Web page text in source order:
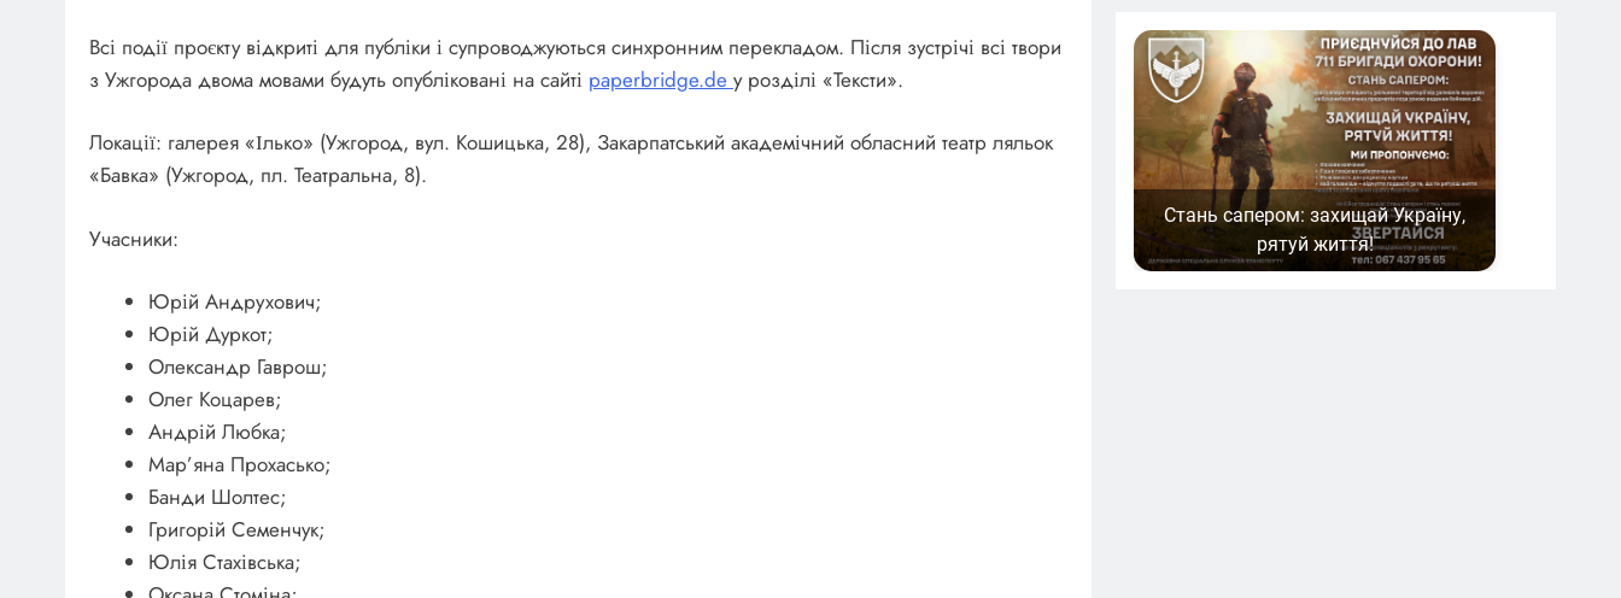
Всі події проєкту відкриті для публіки і супроводжуються синхронним перекладом. Після зустрічі всі твори
з Ужгорода двома мовами будуть опубліковані на сайті paperbridge.de у розділі «Тексти».
Локації: галерея «Ілько» (Ужгород, вул. Кошицька, 28), Закарпатський академічний обласний театр ляльок
«Бавка» (Ужгород, пл. Театральна, 8).
Учасники:
Юрій Андрухович;
Юрій Дуркот;
Олександр Гаврош;
Олег Коцарев;
Андрій Любка;
Мар’яна Прохасько;
Банди Шолтес;
Григорій Семенчук;
Юлія Стахівська;
Стань сапером: захищай Україну,
рятуй життя!